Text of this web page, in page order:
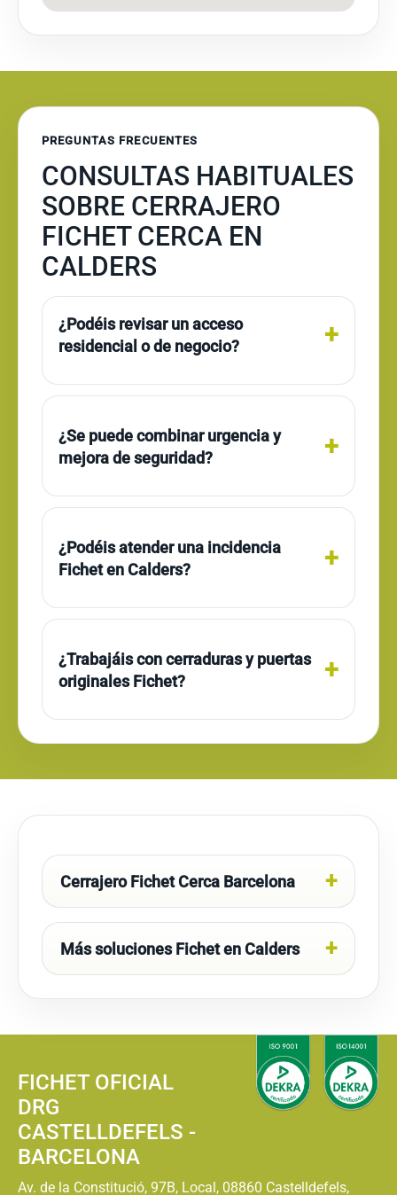
PREGUNTAS FRECUENTES
CONSULTAS HABITUALES
SOBRE CERRAJERO
FICHET CERCA EN
CALDERS
¿Podéis revisar un acceso
residencial o de negocio?
¿Se puede combinar urgencia y
mejora de seguridad?
¿Podéis atender una incidencia
Fichet en Calders?
¿Trabajáis con cerraduras y puertas
originales Fichet?
Cerrajero Fichet Cerca Barcelona
Más soluciones Fichet en Calders
FICHET OFICIAL
DRG
CASTELLDEFELS -
BARCELONA
Av. de la Constitució, 97B, Local, 08860 Castelldefels,